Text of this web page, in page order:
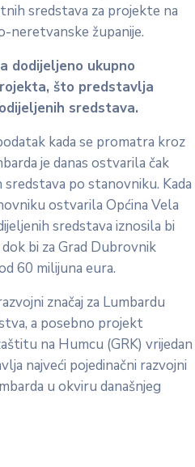
sredstava za projekte na
neretvanske županije.
dodijeljeno ukupno
što predstavlja
sredstava.
kada se promatra kroz
je danas ostvarila čak
po stanovniku. Kada
ostvarila Općina Vela
sredstava iznosila bi
bi za Grad Dubrovnik
60 milijuna eura.
značaj za Lumbardu
a posebno projekt
na Humcu (GRK) vrijedan
najveći pojedinačni razvojni
u okviru današnjeg